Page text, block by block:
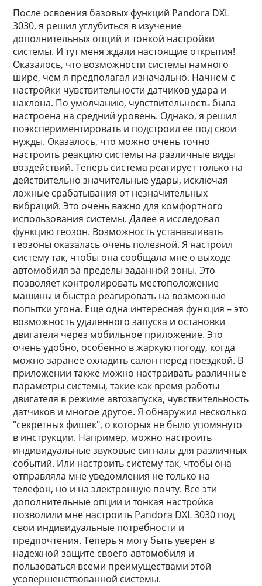
После освоения базовых функций Pandora DXL
3030, я решил углубиться в изучение
дополнительных опций и тонкой настройки
системы. И тут меня ждали настоящие открытия!
Оказалось, что возможности системы намного
шире, чем я предполагал изначально. Начнем с
настройки чувствительности датчиков удара и
наклона. По умолчанию, чувствительность была
настроена на средний уровень. Однако, я решил
поэкспериментировать и подстроил ее под свои
нужды. Оказалось, что можно очень точно
настроить реакцию системы на различные виды
воздействий. Теперь система реагирует только на
действительно значительные удары, исключая
ложные срабатывания от незначительных
вибраций. Это очень важно для комфортного
использования системы. Далее я исследовал
функцию геозон. Возможность устанавливать
геозоны оказалась очень полезной. Я настроил
систему так, чтобы она сообщала мне о выходе
автомобиля за пределы заданной зоны. Это
позволяет контролировать местоположение
машины и быстро реагировать на возможные
попытки угона. Еще одна интересная функция – это
возможность удаленного запуска и остановки
двигателя через мобильное приложение. Это
очень удобно, особенно в жаркую погоду, когда
можно заранее охладить салон перед поездкой. В
приложении также можно настраивать различные
параметры системы, такие как время работы
двигателя в режиме автозапуска, чувствительность
датчиков и многое другое. Я обнаружил несколько
"секретных фишек", о которых не было упомянуто
в инструкции. Например, можно настроить
индивидуальные звуковые сигналы для различных
событий. Или настроить систему так, чтобы она
отправляла мне уведомления не только на
телефон, но и на электронную почту. Все эти
дополнительные опции и тонкая настройка
позволили мне настроить Pandora DXL 3030 под
свои индивидуальные потребности и
предпочтения. Теперь я могу быть уверен в
надежной защите своего автомобиля и
пользоваться всеми преимуществами этой
усовершенствованной системы.